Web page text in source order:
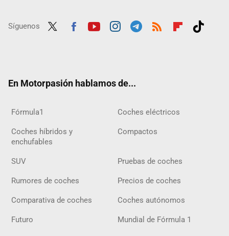
Síguenos
En Motorpasión hablamos de...
Fórmula1 Coches eléctricos
Coches híbridos y
enchufables
Compactos
SUV Pruebas de coches
Rumores de coches Precios de coches
Comparativa de coches Coches autónomos
Futuro Mundial de Fórmula 1